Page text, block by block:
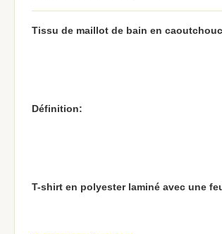
Tissu de maillot de bain en
Définition:
T-shirt en polyester laminé avec une